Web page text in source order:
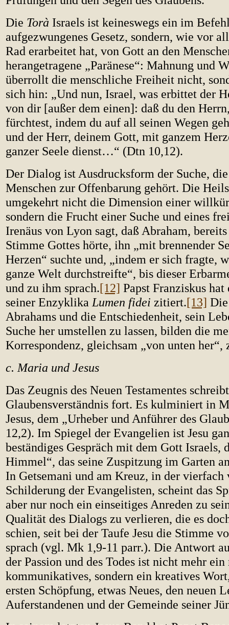
Die Torà Israels ist keineswegs ein im
aufgezwungenes Gesetz, sondern, wie vor
Rad erarbeitet hat, von Gott an den
herangetragene „Paränese“: Mahnung und
überrollt die menschliche Freiheit nicht,
sich hin: „Und nun, Israel, was erbittet der
von dir [außer dem einen]: daß du den
fürchtest, indem du auf all seinen Wegen
und der Herr, deinem Gott, mit ganzem
ganzer Seele dienst…“ (Dtn 10,12).
Der Dialog ist Ausdrucksform der Suche,
Menschen zur Offenbarung gehört. Die
umgekehrt nicht die Dimension einer
sondern die Frucht einer Suche und eines
Irenäus von Lyon sagt, daß Abraham,
Stimme Gottes hörte, ihn „mit brennender
Herzen“ suchte und, „indem er sich fragte,
ganze Welt durchstreifte“, bis dieser
und zu ihm sprach.[12] Papst Franziskus
seiner Enzyklika Lumen fidei zitiert.[13]
Abrahams und die Entschiedenheit, sein
Suche her umstellen zu lassen, bilden die
Korrespondenz, gleichsam „von unten her“,
c. Maria und Jesus
Das Zeugnis des Neuen Testamentes
Glaubensverständnis fort. Es kulminiert in
Jesus, dem „Urheber und Anführer des
12,2). Im Spiegel der Evangelien ist Jesu
beständiges Gespräch mit dem Gott Israels,
Himmel“, das seine Zuspitzung im Garten
In Getsemani und am Kreuz, in der vierfach
Schilderung der Evangelisten, scheint das
aber nur noch ein einseitiges Anreden zu
Qualität des Dialogs zu verlieren, die es
schien, seit bei der Taufe Jesu die Stimme
sprach (vgl. Mk 1,9-11 parr.). Die Antwort
der Passion und des Todes ist nicht mehr ein
kommunikatives, sondern ein kreatives
ersten Schöpfung, etwas Neues, den neuen
Auferstandenen und der Gemeinde seiner